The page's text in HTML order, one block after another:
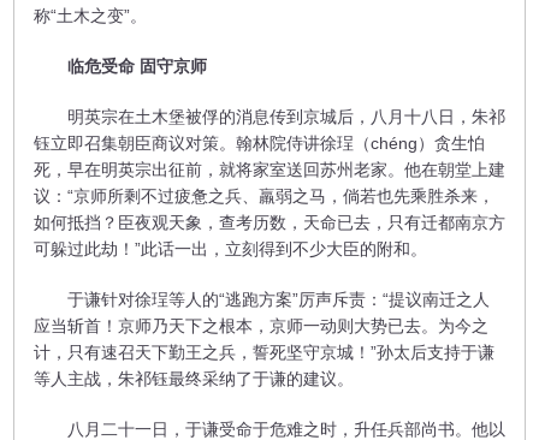
称“土木之变”。
临危受命 固守京师
明英宗在土木堡被俘的消息传到京城后，八月十八日，朱祁
钰立即召集朝臣商议对策。翰林院侍讲徐珵（chéng）贪生怕
死，早在明英宗出征前，就将家室送回苏州老家。他在朝堂上建
议：“京师所剩不过疲惫之兵、羸弱之马，倘若也先乘胜杀来，
如何抵挡？臣夜观天象，查考历数，天命已去，只有迁都南京方
可躲过此劫！”此话一出，立刻得到不少大臣的附和。
于谦针对徐珵等人的“逃跑方案”厉声斥责：“提议南迁之人
应当斩首！京师乃天下之根本，京师一动则大势已去。为今之
计，只有速召天下勤王之兵，誓死坚守京城！”孙太后支持于谦
等人主战，朱祁钰最终采纳了于谦的建议。
八月二十一日，于谦受命于危难之时，升任兵部尚书。他以